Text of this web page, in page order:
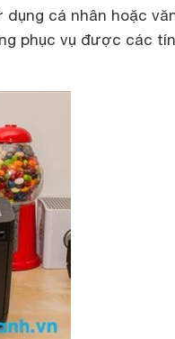
cá nhân hoặc
phục vụ được các